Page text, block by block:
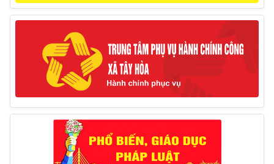
huyện (Từ ngày 10/3/2025 – 14/3/2025)
10/03/2025
Thông báo tổ chức thực hiện Cưỡng chế buộc thực
hiện biện pháp khắc phục hậu quả trong lĩnh vực đất đai
17/06/2025
Thông báo đăng ký tiếp công dân định kỳ đợt 01
tháng 6/2025 của Chủ tịch UBND huyện
26/05/2025